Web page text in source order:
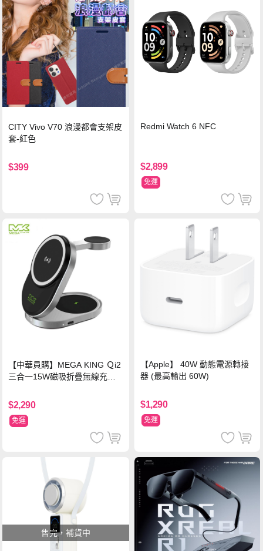
CITY Vivo V70 浪漫都會支架皮
套-紅色
$399
Redmi Watch 6 NFC
$2,899
免運
【中華員購】MEGA KING Ｑi2
三合一15W磁吸折疊無線充電
$2,290
免運
【Apple】 40W 動態電源轉接
器 (最高輸出 60W)
$1,290
免運
售完，補貨中